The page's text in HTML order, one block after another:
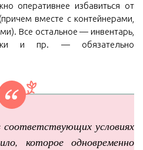
оперативнее избавиться от
вместе с контейнерами,
Все остальное — инвентарь,
и пр. — обязательно
условиях
которое одновременно